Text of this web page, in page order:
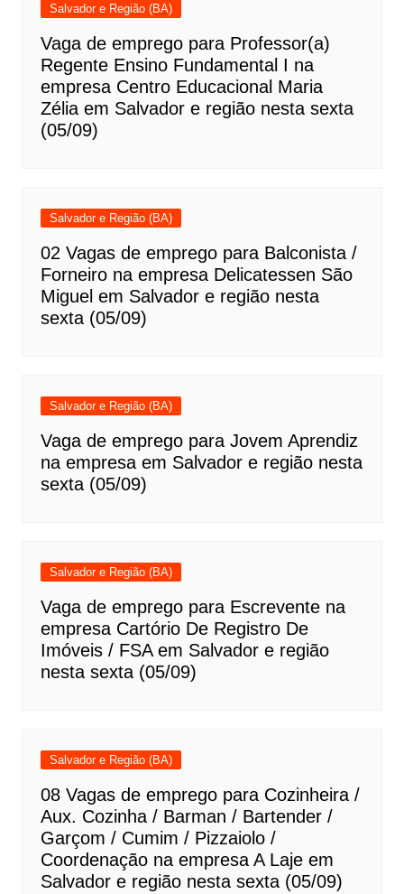
Salvador e Região (BA)
Vaga de emprego para Professor(a)
Regente Ensino Fundamental I na
empresa Centro Educacional Maria
Zélia em Salvador e região nesta sexta
(05/09)
Salvador e Região (BA)
02 Vagas de emprego para Balconista /
Forneiro na empresa Delicatessen São
Miguel em Salvador e região nesta
sexta (05/09)
Salvador e Região (BA)
Vaga de emprego para Jovem Aprendiz
na empresa em Salvador e região nesta
sexta (05/09)
Salvador e Região (BA)
Vaga de emprego para Escrevente na
empresa Cartório De Registro De
Imóveis / FSA em Salvador e região
nesta sexta (05/09)
Salvador e Região (BA)
08 Vagas de emprego para Cozinheira /
Aux. Cozinha / Barman / Bartender /
Garçom / Cumim / Pizzaiolo /
Coordenação na empresa A Laje em
Salvador e região nesta sexta (05/09)